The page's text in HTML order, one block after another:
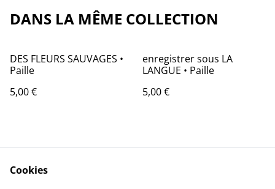
DANS LA MÊME COLLECTION
DES FLEURS SAUVAGES •
Paille
5,00 €
enregistrer sous LA
LANGUE • Paille
5,00 €
Cookies